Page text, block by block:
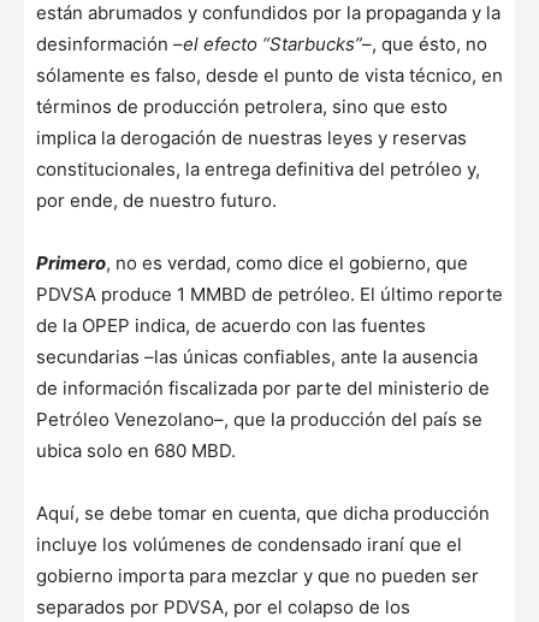
están abrumados y confundidos por la propaganda y la
desinformación –el efecto “Starbucks”–, que ésto, no
sólamente es falso, desde el punto de vista técnico, en
términos de producción petrolera, sino que esto
implica la derogación de nuestras leyes y reservas
constitucionales, la entrega definitiva del petróleo y,
por ende, de nuestro futuro.
Primero, no es verdad, como dice el gobierno, que
PDVSA produce 1 MMBD de petróleo. El último reporte
de la OPEP indica, de acuerdo con las fuentes
secundarias –las únicas confiables, ante la ausencia
de información fiscalizada por parte del ministerio de
Petróleo Venezolano–, que la producción del país se
ubica solo en 680 MBD.
Aquí, se debe tomar en cuenta, que dicha producción
incluye los volúmenes de condensado iraní que el
gobierno importa para mezclar y que no pueden ser
separados por PDVSA, por el colapso de los